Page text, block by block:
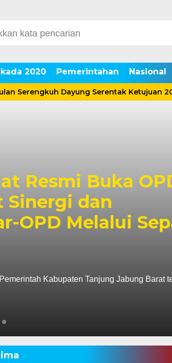
2020 Pemerintahan Nasional
Dayung Serentak Ketujuan 2026
Buka OPD
dan
Melalui Sepak
Kabupaten Tanjung Jabung Barat terus